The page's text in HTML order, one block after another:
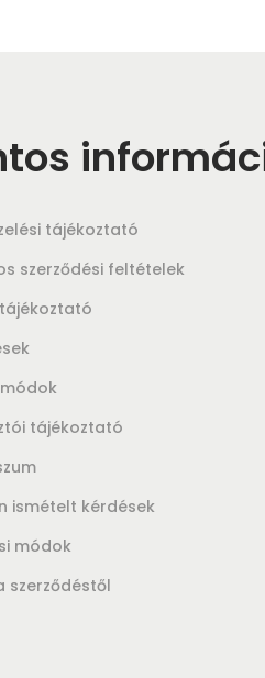
tájékoztató
szerződési feltételek
tájékoztató
ismételt kérdések
módok
szerződéstől